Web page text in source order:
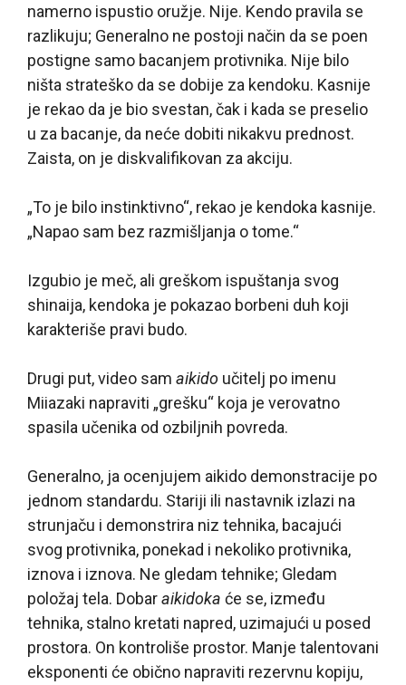
namerno ispustio oružje. Nije. Kendo pravila se
razlikuju; Generalno ne postoji način da se poen
postigne samo bacanjem protivnika. Nije bilo
ništa strateško da se dobije za kendoku. Kasnije
je rekao da je bio svestan, čak i kada se preselio
u za bacanje, da neće dobiti nikakvu prednost.
Zaista, on je diskvalifikovan za akciju.
„To je bilo instinktivno“, rekao je kendoka kasnije.
„Napao sam bez razmišljanja o tome.“
Izgubio je meč, ali greškom ispuštanja svog
shinaija, kendoka je pokazao borbeni duh koji
karakteriše pravi budo.
Drugi put, video sam aikido učitelj po imenu
Miiazaki napraviti „grešku“ koja je verovatno
spasila učenika od ozbiljnih povreda.
Generalno, ja ocenjujem aikido demonstracije po
jednom standardu. Stariji ili nastavnik izlazi na
strunjaču i demonstrira niz tehnika, bacajući
svog protivnika, ponekad i nekoliko protivnika,
iznova i iznova. Ne gledam tehnike; Gledam
položaj tela. Dobaraikidoka će se, između
tehnika, stalno kretati napred, uzimajući u posed
prostora. On kontroliše prostor. Manje talentovani
eksponenti će obično napraviti rezervnu kopiju,